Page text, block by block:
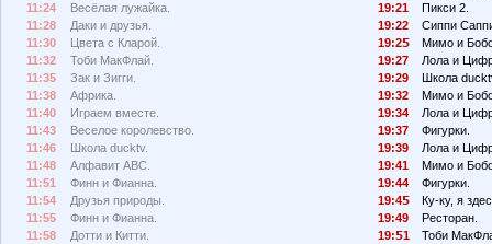
11:24
Весёлая лужайка.
11:28
Даки и друзья.
11:30
Цвета с Кларой.
11:32
Тоби МакФлай.
11:35
Зак и Зигги.
11:38
Африка.
11:40
Играем вместе.
11:43
Веселое королевство.
11:46
Школа ducktv.
11:48
Алфавит АВС.
11:51
Финн и Фианна.
11:54
Друзья природы.
11:55
Финн и Фианна.
11:58
Дотти и Китти.
19:21
Пикси 2.
19:22
Сиппи
19:2
Мимо и
19:27
Лола и
19:29
Школа
19:32
Мимо и
19:34
Лола и
19:37
Фигурки.
19:39
Лола и
19:41
Мимо и
19:44
Фигурки.
19:4
Ку-ку, я
19:49
Ресторан.
19:
1
Тоби